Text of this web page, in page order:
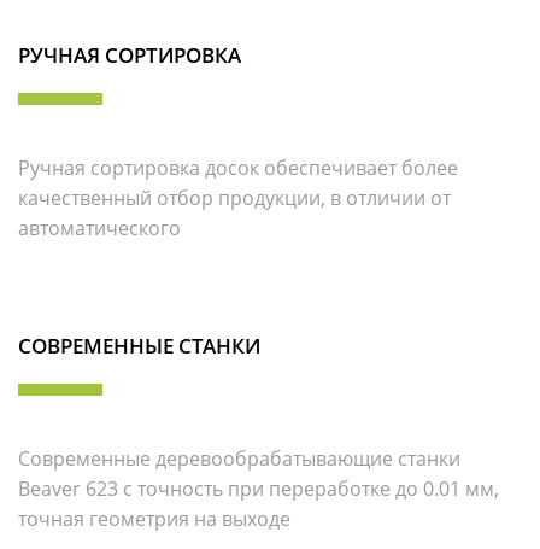
РУЧНАЯ СОРТИРОВКА
Ручная сортировка досок обеспечивает более
качественный отбор продукции, в отличии от
автоматического
СОВРЕМЕННЫЕ СТАНКИ
Современные деревообрабатывающие станки
Beaver 623 с точность при переработке до 0.01 мм,
точная геометрия на выходе